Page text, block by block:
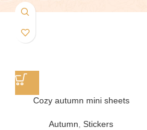
Cozy autumn mini sheets
Autumn, Stickers